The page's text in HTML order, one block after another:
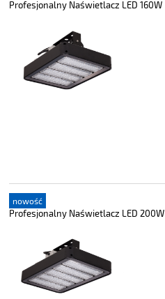
Profesjonalny Naświetlacz LED 160W
Profesjonalny Naświetlacz LED 200W
nowość